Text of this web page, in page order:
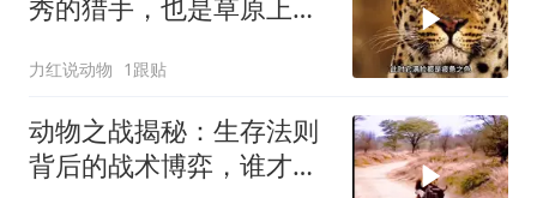
秀的猎手，也是草原上得
力红说动物 1跟贴
动物之战揭秘：生存法则
背后的战术博弈，谁才是